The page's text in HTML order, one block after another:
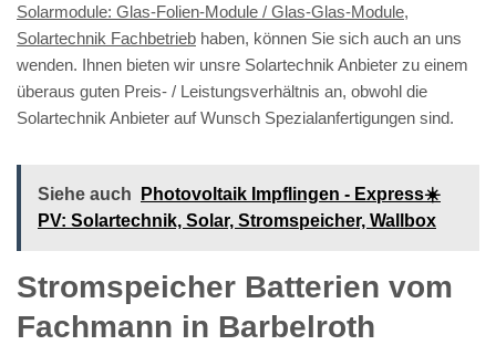
Solarmodule: Glas-Folien-Module / Glas-Glas-Module,
Solartechnik Fachbetrieb haben, können Sie sich auch an uns
wenden. Ihnen bieten wir unsre Solartechnik Anbieter zu einem
überaus guten Preis- / Leistungsverhältnis an, obwohl die
Solartechnik Anbieter auf Wunsch Spezialanfertigungen sind.
Siehe auch
Photovoltaik Impflingen - Express☀️
PV️: Solartechnik, Solar, Stromspeicher, Wallbox
Stromspeicher Batterien vom
Fachmann in Barbelroth